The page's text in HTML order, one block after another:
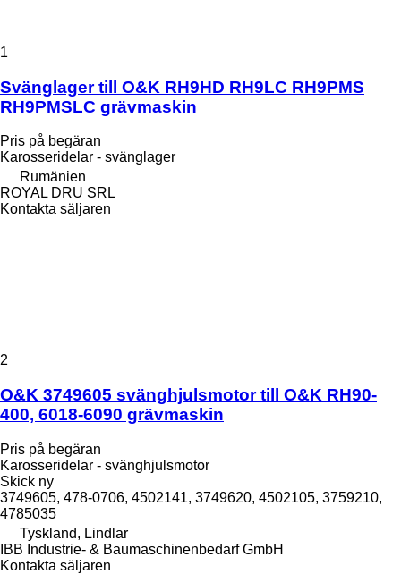
1
Svänglager till O&K RH9HD RH9LC RH9PMS
RH9PMSLC grävmaskin
Pris på begäran
Karosseridelar - svänglager
Rumänien
ROYAL DRU SRL
Kontakta säljaren
2
O&K 3749605 svänghjulsmotor till O&K RH90-
400, 6018-6090 grävmaskin
Pris på begäran
Karosseridelar - svänghjulsmotor
Skick ny
3749605, 478-0706, 4502141, 3749620, 4502105, 3759210,
4785035
Tyskland, Lindlar
IBB Industrie- & Baumaschinenbedarf GmbH
Kontakta säljaren